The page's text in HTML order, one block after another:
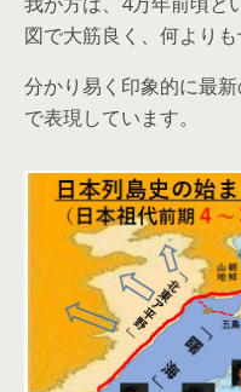
図で大筋良く、何よりも
分かり易く印象的に最新
で表現しています。